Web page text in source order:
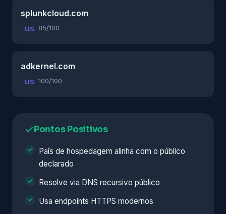
splunkcloud.com
US 85/100
adkernel.com
US 100/100
Pontos Positivos
País de hospedagem alinha com o público
declarado
Resolve via DNS recursivo público
Usa endpoints HTTPS modernos